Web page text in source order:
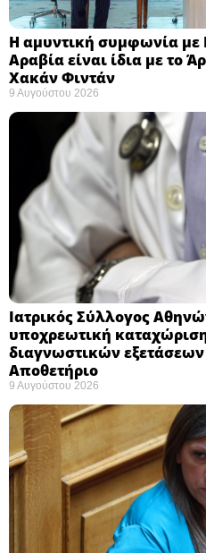
Η αμυντική συμφωνία με
Αραβία είναι ίδια με το
Χακάν Φιντάν ​
9 Αυγούστου 2026
Ιατρικός Σύλλογος
υποχρεωτική
διαγνωστικών
Αποθετήριο ​
9 Αυγούστου 2026